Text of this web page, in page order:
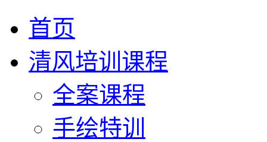
首页
清风培训课程
全案课程
手绘特训